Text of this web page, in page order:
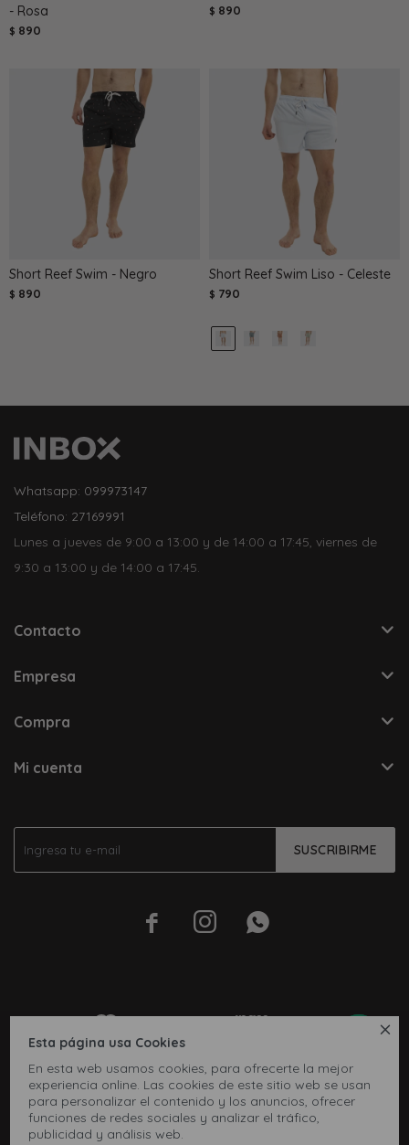

Esta página usa Cookies
En esta web usamos cookies, para ofrecerte la mejor
experiencia online. Las cookies de este sitio web se usan
para personalizar el contenido y los anuncios, ofrecer
funciones de redes sociales y analizar el tráfico,
publicidad y análisis web.
- Rosa
$ 890
$ 890
Short Reef Swim - Negro
$ 890
Short Reef Swim Liso - Celeste
$ 790
SUSCRIBIRME
  
Whatsapp: 099973147
Teléfono: 27169991
Lunes a jueves de 9:00 a 13:00 y de 14:00 a 17:45, viernes de
9:30 a 13:00 y de 14:00 a 17:45.
Contacto
Empresa
Compra
Mi cuenta